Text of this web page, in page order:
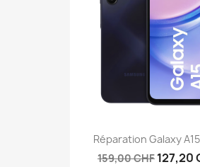
Réparation Galaxy
159,00 CHF 127,20